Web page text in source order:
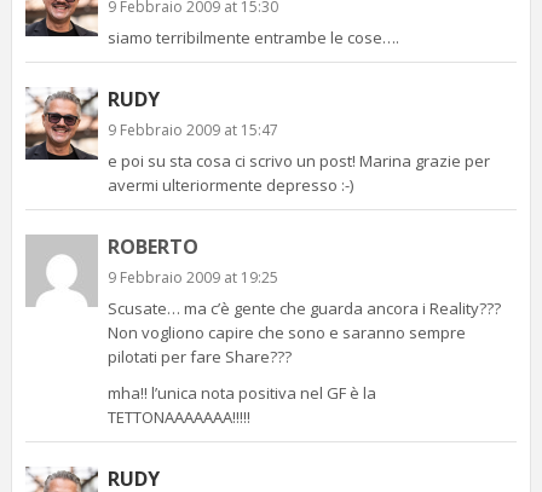
9 Febbraio 2009 at 15:30
siamo terribilmente entrambe le cose….
RUDY
9 Febbraio 2009 at 15:47
e poi su sta cosa ci scrivo un post! Marina grazie per
avermi ulteriormente depresso :-)
ROBERTO
9 Febbraio 2009 at 19:25
Scusate… ma c’è gente che guarda ancora i Reality???
Non vogliono capire che sono e saranno sempre
pilotati per fare Share???
mha!! l’unica nota positiva nel GF è la
TETTONAAAAAAA!!!!!
RUDY